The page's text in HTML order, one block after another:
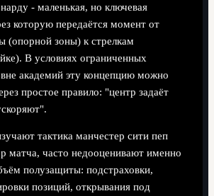
- маленькая, но ключевая
которую передаётся момент от
(опорной зоны) к стрелкам
В условиях ограниченных
академий эту концепцию можно
простое правило: "центр задаёт
тактика манчестер сити пеп
матча, часто недооценивают именно
полузащиты: подстраховки,
позиций, открывания под